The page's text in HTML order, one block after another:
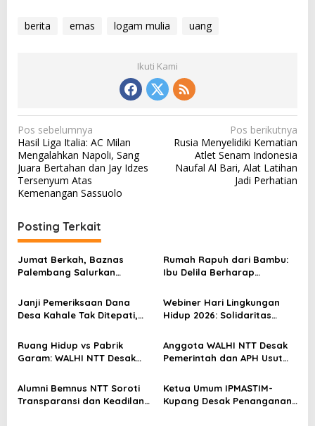
berita emas logam mulia uang
Ikuti Kami
N
a
v
i
a
s
i
o
s
Pos sebelumnya
Hasil Liga Italia: AC Milan
Mengalahkan Napoli, Sang
Juara Bertahan dan Jay Idzes
Tersenyum Atas
Kemenangan Sassuolo
Pos berikutnya
Rusia Menyelidiki Kematian
Atlet Senam Indonesia
Naufal Al Bari, Alat Latihan
Jadi Perhatian
Posting Terkait
Jumat Berkah, Baznas
Palembang Salurkan
Kertapati
Rumah Rapuh dari Bambu:
Ibu Delila Berharap
Dinas Sosial
Janji Pemeriksaan Dana
Desa Kahale Tak Ditepati,
Keseriusan Kejati NTT
Webiner Hari Lingkungan
Hidup 2026: Solidaritas
Soroti Dampak Krisis Iklim
dan Ruang hidup di NTT
Ruang Hidup vs Pabrik
Garam: WALHI NTT Desak
Ndao Berubah Permanen
Anggota WALHI NTT Desak
Pemerintah dan APH Usut
Kayu Sonokeling Ilegal di
TTU
Alumni Bemnus NTT Soroti
Transparansi dan Keadilan
Ketua Umum IPMASTIM-
Kupang Desak Penanganan